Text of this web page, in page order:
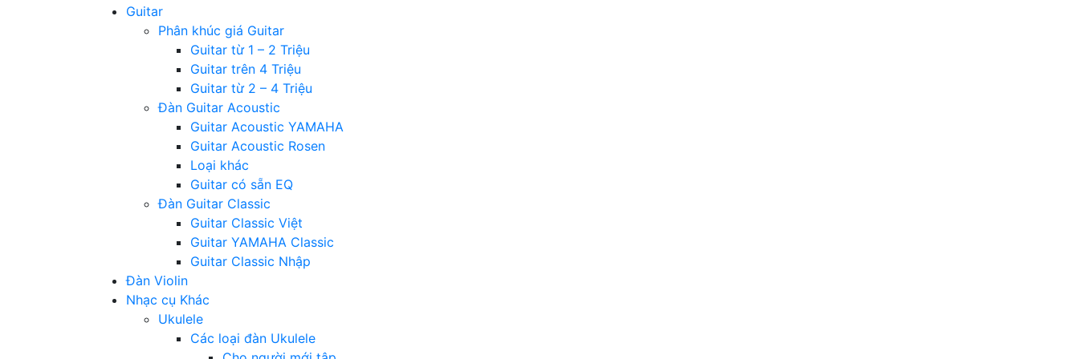
Guitar
Phân khúc giá Guitar
Guitar từ 1 – 2 Triệu
Guitar trên 4 Triệu
Guitar từ 2 – 4 Triệu
Đàn Guitar Acoustic
Guitar Acoustic YAMAHA
Guitar Acoustic Rosen
Loại khác
Guitar có sẵn EQ
Đàn Guitar Classic
Guitar Classic Việt
Guitar YAMAHA Classic
Guitar Classic Nhập
Đàn Violin
Nhạc cụ Khác
Ukulele
Các loại đàn Ukulele